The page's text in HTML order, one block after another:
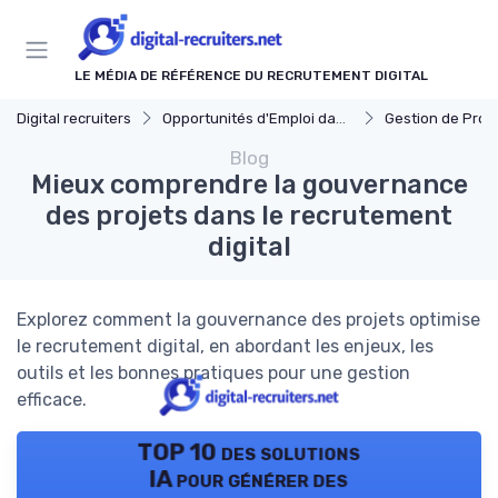
LE MÉDIA DE RÉFÉRENCE DU RECRUTEMENT DIGITAL
Digital recruiters Opportunités d'Emploi dans le Digital Gestion de Projet et
Blog
Mieux comprendre la gouvernance
des projets dans le recrutement
digital
Explorez comment la gouvernance des projets optimise
le recrutement digital, en abordant les enjeux, les
outils et les bonnes pratiques pour une gestion
efficace.
TOP 10 des solutions
IA pour générer des
Panneau de gestion des cookies